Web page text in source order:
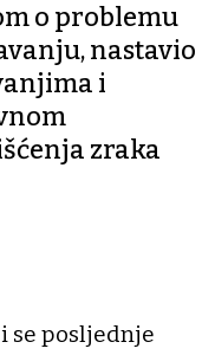
o problemu
nastavio
i
zraka
se posljednje